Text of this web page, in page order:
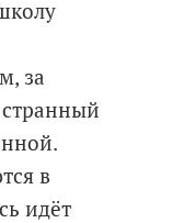
за
в
идёт